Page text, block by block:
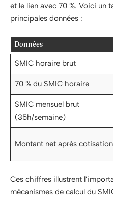
et le lien avec 70 %. Voici un
principales données :
Données
SMIC horaire brut
70 % du SMIC horaire
SMIC mensuel brut
(35h/semaine)
Montant net après
Ces chiffres illustrent
mécanismes de calcul du